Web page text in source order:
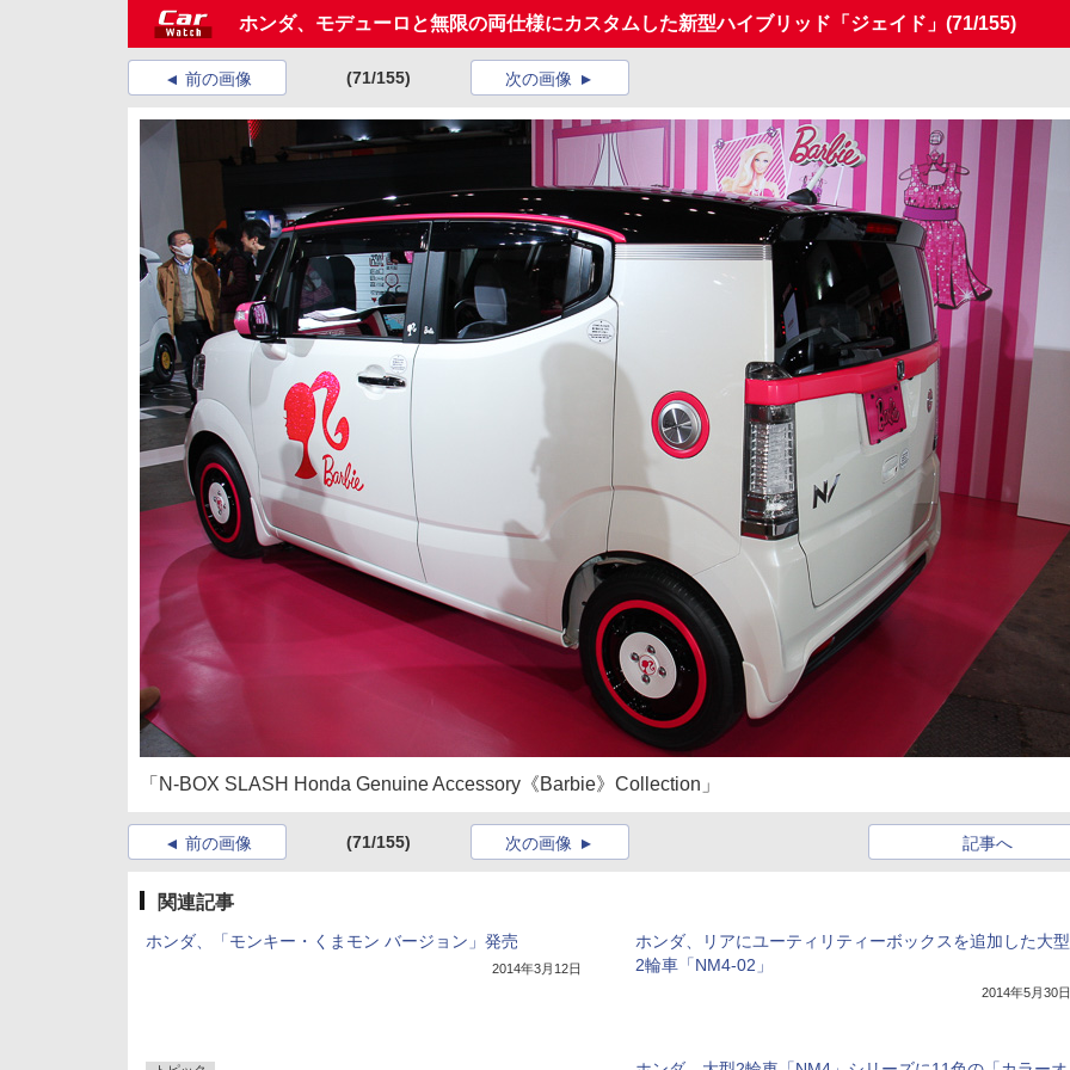
ホンダ、モデューロと無限の両仕様にカスタムした新型ハイブリッド「ジェイド」 (71/155)
前の画像 (71/155) 次の画像
「N-BOX SLASH Honda Genuine Accessory《Barbie》Collection」
前の画像 (71/155) 記事へ
次の画像
関連記事
ホンダ、「モンキー・くまモン バージョン」発売
2014年3月12日
ホンダ、リアにユーティリティーボックスを追加した大型
2輪車「NM4-02」
2014年5月30日